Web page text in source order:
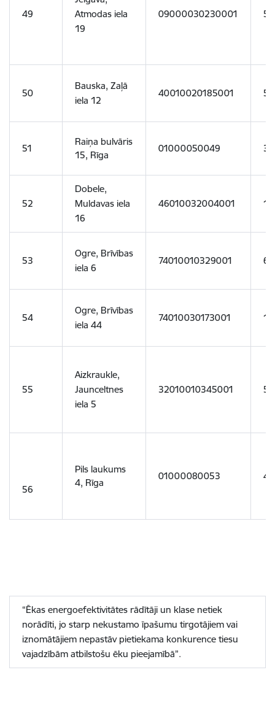
49
Atmodas iela
19
09000030230001
50
Bauska, Zaļā
iela 12
40010020185001
51
Raiņa bulvāris
15, Rīga
01000050049
52
Dobele,
Muldavas iela
16
46010032004001
53
Ogre, Brīvības
iela 6
74010010329001
54
Ogre, Brīvības
iela 44
74010030173001
55
Aizkraukle,
Jaunceltnes
iela 5
32010010345001
56
Pils laukums
4, Rīga
01000080053
“Ēkas energoefektivitātes rādītāji un klase netiek
norādīti, jo starp nekustamo īpašumu tirgotājiem vai
iznomātājiem nepastāv pietiekama konkurence tiesu
vajadzībām atbilstošu ēku pieejamībā”.